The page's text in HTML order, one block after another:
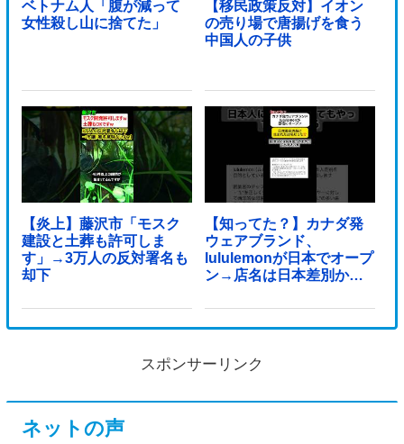
ベトナム人「腹が減って
女性殺し山に捨てた」
【移民政策反対】イオン
の売り場で唐揚げを食う
中国人の子供
【炎上】藤沢市「モスク
建設と土葬も許可しま
す」→3万人の反対署名も
却下
【知ってた？】カナダ発
ウェアブランド、
lululemonが日本でオープ
ン→店名は日本差別から
スポンサーリンク
ネットの声